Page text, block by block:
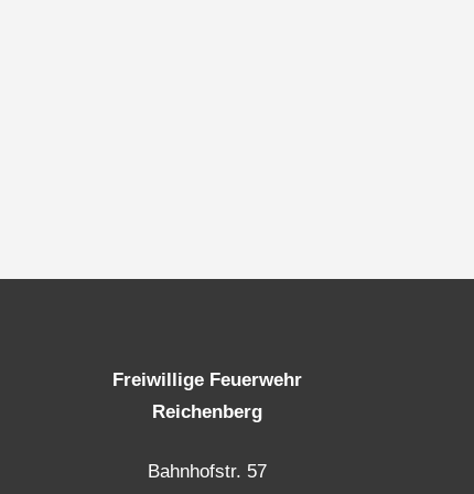
Freiwillige Feuerwehr
Reichenberg
Bahnhofstr. 57